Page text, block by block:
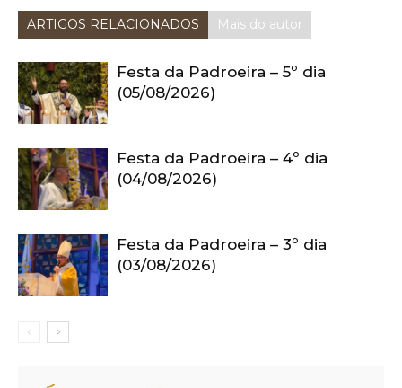
ARTIGOS RELACIONADOS Mais do autor
Festa da Padroeira – 5º dia
(05/08/2026)
Festa da Padroeira – 4º dia
(04/08/2026)
Festa da Padroeira – 3º dia
(03/08/2026)